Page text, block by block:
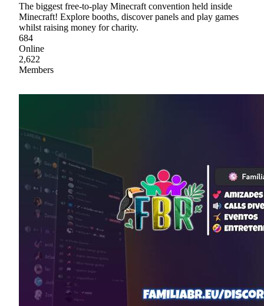
The biggest free-to-play Minecraft convention held inside
Minecraft! Explore booths, discover panels and play games
whilst raising money for charity.
684
Online
2,622
Members